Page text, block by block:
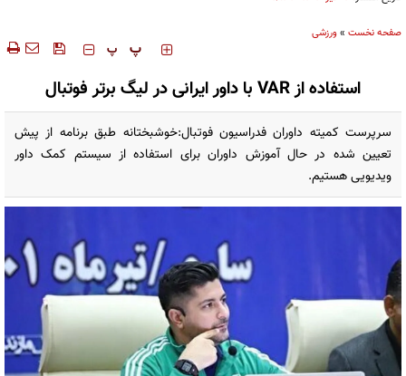
صفحه نخست »ورزشی
‍‍‍ پ پ
استفاده از VAR با داور ایرانی در لیگ برتر فوتبال
سرپرست کمیته داوران فدراسیون فوتبال:خوشبختانه طبق برنامه از پیش
تعیین شده در حال آموزش داوران برای استفاده از سیستم کمک داور
ویدیویی هستیم.